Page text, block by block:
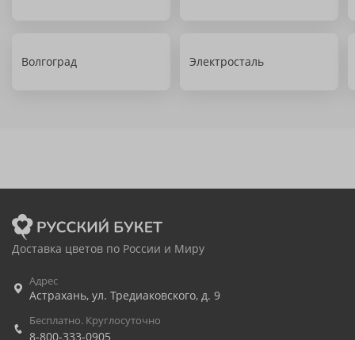
Волгоград Электросталь
Доставка цветов по России и Миру
Адрес
Астрахань, ул. Тредиаковского, д. 9
Бесплатно. Круглосуточно
8-800-333-0905